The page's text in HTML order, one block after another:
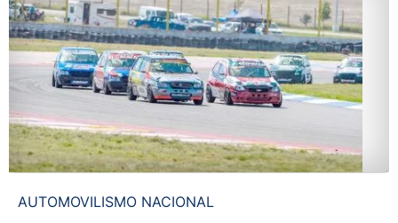
AUTOMOVILISMO NACIONAL